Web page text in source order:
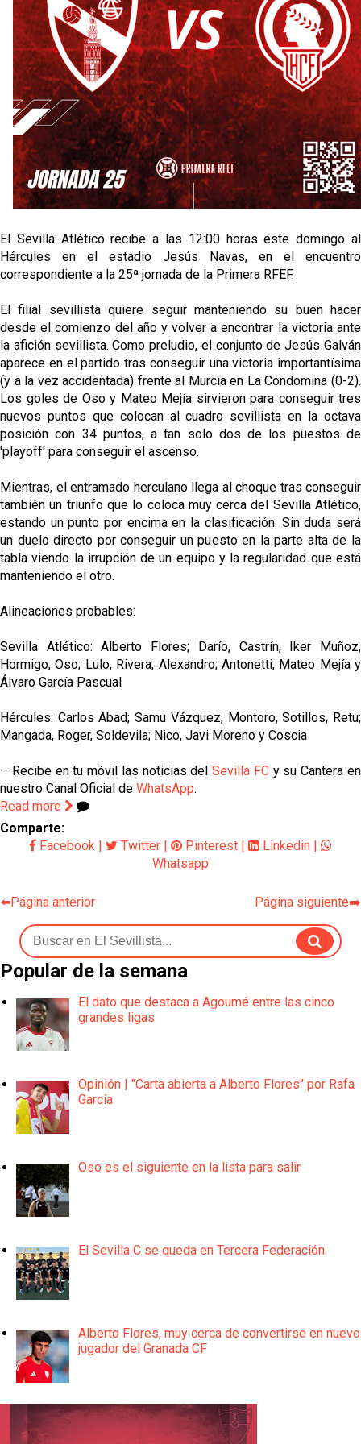
Sow muy cerca de cerrar su traspaso al Genoa
Oso es el siguiente en la lista para salir
El Sevilla FC oficializa la cesión de Rafa Mir al Aris
de Salónica
Juanlu se marcha traspasado al Bournemouth
El Sevilla Atlético recibe a las 12:00 horas este domingo al
Hércules en el estadio Jesús Navas, en el encuentro
correspondiente a la 25ª jornada de la Primera RFEF.
El filial sevillista quiere seguir manteniendo su buen hacer
desde el comienzo del año y volver a encontrar la victoria ante
la afición sevillista. Como preludio, el conjunto de Jesús Galván
aparece en el partido tras conseguir una victoria importantísima
(y a la vez accidentada) frente al Murcia en La Condomina (0-2).
Los goles de Oso y Mateo Mejía sirvieron para conseguir tres
nuevos puntos que colocan al cuadro sevillista en la octava
posición con 34 puntos, a tan solo dos de los puestos de
'playoff' para conseguir el ascenso.
Mientras, el entramado herculano llega al choque tras conseguir
también un triunfo que lo coloca muy cerca del Sevilla Atlético,
estando un punto por encima en la clasificación. Sin duda será
un duelo directo por conseguir un puesto en la parte alta de la
tabla viendo la irrupción de un equipo y la regularidad que está
manteniendo el otro.
Alineaciones probables:
Sevilla Atlético: Alberto Flores; Darío, Castrín, Iker Muñoz,
Hormigo, Oso; Lulo, Rivera, Alexandro; Antonetti, Mateo Mejía y
Álvaro García Pascual
Hércules: Carlos Abad; Samu Vázquez, Montoro, Sotillos, Retu;
Mangada, Roger, Soldevila; Nico, Javi Moreno y Coscia
– Recibe en tu móvil las noticias delSevilla FCy su Cantera en
nuestro Canal Oficial de WhatsApp.
Read more
Comparte:
Facebook
Twitter Pinterest Linkedin
Whatsapp
⬅️Página anterior Página siguiente➡️
Popular de la semana
El dato que destaca a Agoumé entre las cinco
grandes ligas
Opinión | "Carta abierta a Alberto Flores" por Rafa
García
Oso es el siguiente en la lista para salir
El Sevilla C se queda en Tercera Federación
Alberto Flores, muy cerca de convertirse en nuevo
jugador del Granada CF